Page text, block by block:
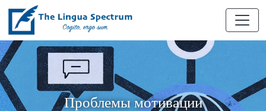
Проблемы мотивации